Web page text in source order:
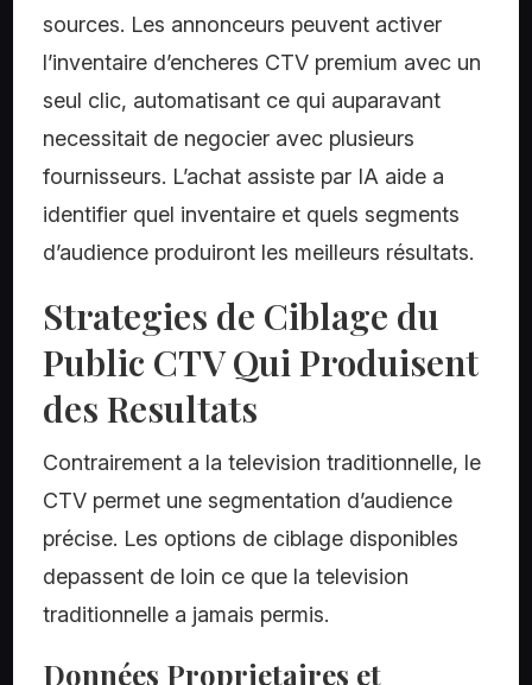
sources. Les annonceurs peuvent activer
l’inventaire d’encheres CTV premium avec un
seul clic, automatisant ce qui auparavant
necessitait de negocier avec plusieurs
fournisseurs. L’achat assiste par IA aide a
identifier quel inventaire et quels segments
d’audience produiront les meilleurs résultats.
Strategies de Ciblage du
Public CTV Qui Produisent
des Resultats
Contrairement a la television traditionnelle, le
CTV permet une segmentation d’audience
précise. Les options de ciblage disponibles
depassent de loin ce que la television
traditionnelle a jamais permis.
Données Proprietaires et